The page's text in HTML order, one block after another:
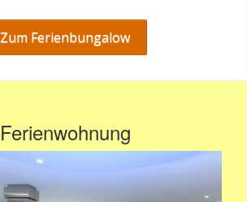
Zum Ferienbungalow
Ferienwohnung